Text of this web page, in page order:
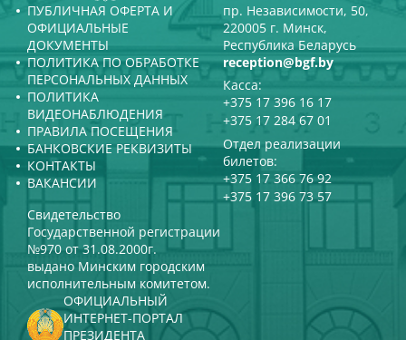
ПУБЛИЧНАЯ ОФЕРТА И
ОФИЦИАЛЬНЫЕ
ДОКУМЕНТЫ
ПОЛИТИКА ПО ОБРАБОТКЕ
ПЕРСОНАЛЬНЫХ ДАННЫХ
ПОЛИТИКА
ВИДЕОНАБЛЮДЕНИЯ
ПРАВИЛА ПОСЕЩЕНИЯ
БАНКОВСКИЕ РЕКВИЗИТЫ
КОНТАКТЫ
ВАКАНСИИ
пр. Независимости, 50,
220005 г. Минск,
Республика Беларусь
reception@bgf.by
Касса:
+375 17 396 16 17
+375 17 284 67 01
Отдел реализации
билетов:
+375 17 366 76 92
+375 17 396 73 57
Свидетельство
Государственной регистрации
№970 от 31.08.2000г.
выдано Минским городским
исполнительным комитетом.
ОФИЦИАЛЬНЫЙ
ИНТЕРНЕТ-ПОРТАЛ
ПРЕЗИДЕНТА